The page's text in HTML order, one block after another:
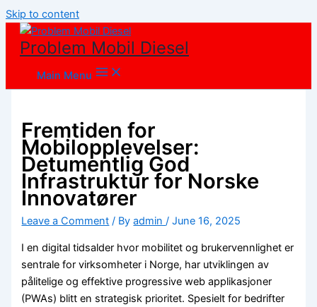
Skip to content
Problem Mobil Diesel
Main Menu
Fremtiden for
Mobilopplevelser:
Detumentlig God
Infrastruktur for Norske
Innovatører
Leave a Comment / Byadmin/June 16, 2025
I en digital tidsalder hvor mobilitet og brukervennlighet er
sentrale for virksomheter i Norge, har utviklingen av
pålitelige og effektive progressive web applikasjoner
(PWAs) blitt en strategisk prioritet. Spesielt for bedrifter